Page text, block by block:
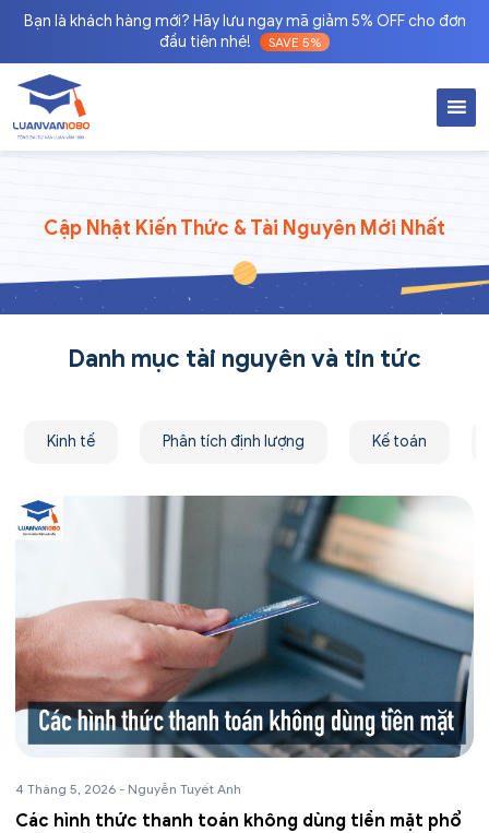
Bạn là khách hàng mới? Hãy lưu ngay mã giảm 5% OFF cho đơn
đầu tiên nhé!
SAVE 5%
Cập Nhật Kiến Thức & Tài Nguyên Mới Nhất
Danh mục tài nguyên và tin tức
Kinh tế Phân tích định lượng Kế toán
4 Tháng 5, 2026 - Nguyễn Tuyết Anh
Các hình thức thanh toán không dùng tiền mặt phổ